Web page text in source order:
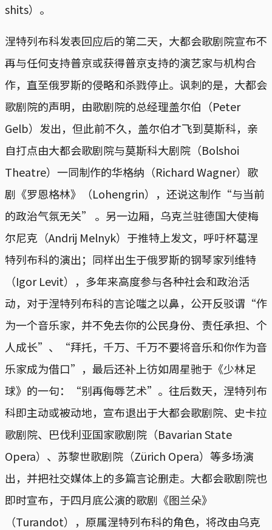
shits）。
涅特列布科发表回应后的第二天，大都会歌剧院宣布不
再与任何支持普京或获得普京支持的演艺家与机构合
作，直至俄罗斯的侵略和杀戮停止。讽刺的是，大都会
歌剧院的声明，由歌剧院的总经理盖尔伯（Peter
Gelb）发出，但此前不久，盖尔伯才飞到莫斯科，亲
自打点由大都会歌剧院与莫斯科大剧院（Bolshoi
Theatre）一同制作的华格纳（Richard Wagner）歌
剧《罗恩格林》（Lohengrin），还说这制作“与当前
的政治气氛无关” 。另一边厢，乌克兰驻德国大使梅
尔尼克（Andrij Melnyk）于推特上发文，呼吁杯葛涅
特列布科的演出；同样出生于俄罗斯的钢琴家列维特
（Igor Levit），多年来高度参与各种社会和政治活
动，对于涅特列布科的言论嗤之以鼻，公开反驳谓“作
为一个音乐家，并不免去你的公民身份、责任承担、个
人成长”、“拜托，千万、千万不要将音乐和你作为音
乐家成为借口”，最后还补上彷如周星驰于《少林足
球》的一句：“别再侮辱艺术”。往后数天，涅特列布
科即主动或被动地，宣布退出于大都会歌剧院、史卡拉
歌剧院、巴伐利亚国家歌剧院（Bavarian State
Opera）、苏黎世歌剧院（Zürich Opera）等多场演
出，并把社交媒体上的多篇言论删走。大都会歌剧院也
即时宣布，于四月底公演的歌剧《图兰朵》
（Turandot），原属涅特列布科的角色，将改由乌克